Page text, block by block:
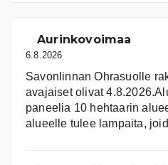
Aurinkovoimaa
6.8.2026
Savonlinnan Ohrasuolle
avajaiset olivat
paneelia 10 hehtaarin
alueelle tulee lampaita,